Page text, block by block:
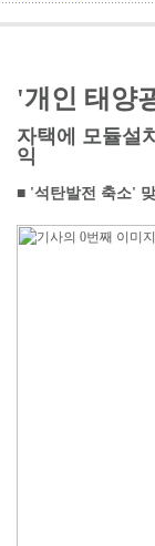
'개인 태양
자택에 모듈설
익
■ '석탄발전 축소'